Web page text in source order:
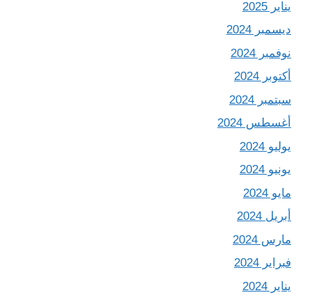
يناير 2025
ديسمبر 2024
نوفمبر 2024
أكتوبر 2024
سبتمبر 2024
أغسطس 2024
يوليو 2024
يونيو 2024
مايو 2024
أبريل 2024
مارس 2024
فبراير 2024
يناير 2024